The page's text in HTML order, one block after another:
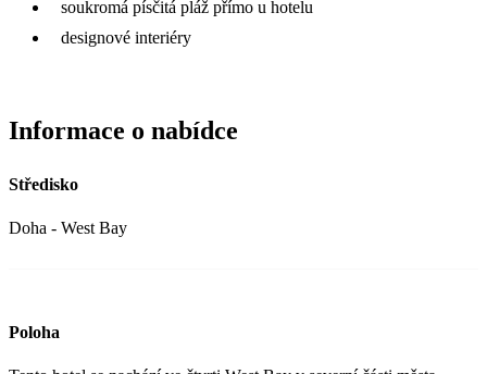
soukromá písčitá pláž přímo u hotelu
designové interiéry
Informace o nabídce
Středisko
Doha - West Bay
Poloha